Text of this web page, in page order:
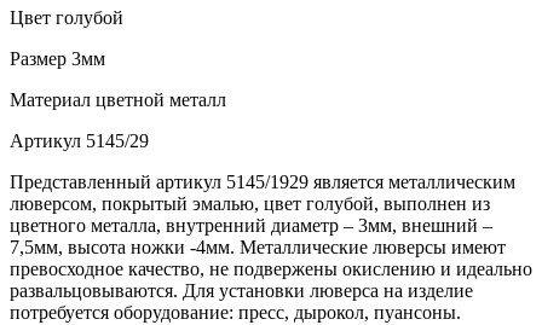
Цвет голубой
Размер 3мм
Материал цветной металл
Артикул 5145/29
Представленный артикул 5145/1929 является металлическим
люверсом, покрытый эмалью, цвет голубой, выполнен из
цветного металла, внутренний диаметр – 3мм, внешний –
7,5мм, высота ножки -4мм. Металлические люверсы имеют
превосходное качество, не подвержены окислению и идеально
развальцовываются. Для установки люверса на изделие
потребуется оборудование: пресс, дырокол, пуансоны.